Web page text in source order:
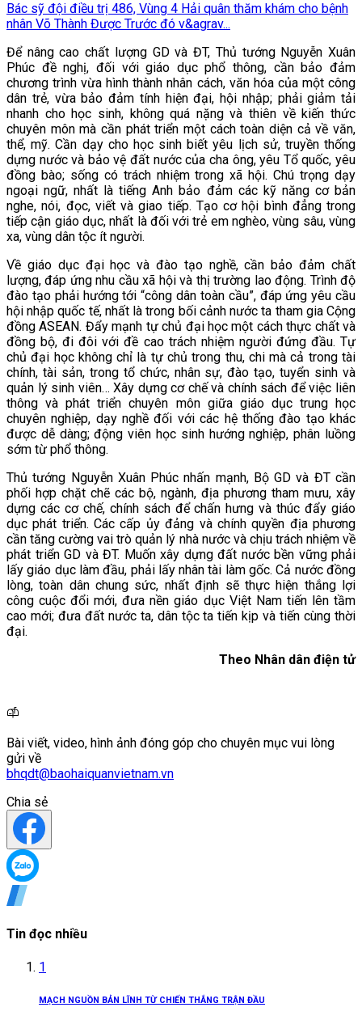
Bác sỹ đội điều trị 486, Vùng 4 Hải quân thăm khám cho bệnh
nhân Võ Thành Được Trước đó v&agrav...
Để nâng cao chất lượng GD và ĐT, Thủ tướng Nguyễn Xuân
Phúc đề nghị, đối với giáo dục phổ thông, cần bảo đảm
chương trình vừa hình thành nhân cách, văn hóa của một công
dân trẻ, vừa bảo đảm tính hiện đại, hội nhập; phải giảm tải
nhanh cho học sinh, không quá nặng và thiên về kiến thức
chuyên môn mà cần phát triển một cách toàn diện cả về văn,
thể, mỹ. Cần dạy cho học sinh biết yêu lịch sử, truyền thống
dựng nước và bảo vệ đất nước của cha ông, yêu Tổ quốc, yêu
đồng bào; sống có trách nhiệm trong xã hội. Chú trọng dạy
ngoại ngữ, nhất là tiếng Anh bảo đảm các kỹ năng cơ bản
nghe, nói, đọc, viết và giao tiếp. Tạo cơ hội bình đẳng trong
tiếp cận giáo dục, nhất là đối với trẻ em nghèo, vùng sâu, vùng
xa, vùng dân tộc ít người.
Về giáo dục đại học và đào tạo nghề, cần bảo đảm chất
lượng, đáp ứng nhu cầu xã hội và thị trường lao động. Trình độ
đào tạo phải hướng tới “công dân toàn cầu”, đáp ứng yêu cầu
hội nhập quốc tế, nhất là trong bối cảnh nước ta tham gia Cộng
đồng ASEAN. Đẩy mạnh tự chủ đại học một cách thực chất và
đồng bộ, đi đôi với đề cao trách nhiệm người đứng đầu. Tự
chủ đại học không chỉ là tự chủ trong thu, chi mà cả trong tài
chính, tài sản, trong tổ chức, nhân sự, đào tạo, tuyển sinh và
quản lý sinh viên… Xây dựng cơ chế và chính sách để việc liên
thông và phát triển chuyên môn giữa giáo dục trung học
chuyên nghiệp, dạy nghề đối với các hệ thống đào tạo khác
được dễ dàng; động viên học sinh hướng nghiệp, phân luồng
sớm từ phổ thông.
Thủ tướng Nguyễn Xuân Phúc nhấn mạnh, Bộ GD và ĐT cần
phối hợp chặt chẽ các bộ, ngành, địa phương tham mưu, xây
dựng các cơ chế, chính sách để chấn hưng và thúc đẩy giáo
dục phát triển. Các cấp ủy đảng và chính quyền địa phương
cần tăng cường vai trò quản lý nhà nước và chịu trách nhiệm về
phát triển GD và ĐT. Muốn xây dựng đất nước bền vững phải
lấy giáo dục làm đầu, phải lấy nhân tài làm gốc. Cả nước đồng
lòng, toàn dân chung sức, nhất định sẽ thực hiện thắng lợi
công cuộc đổi mới, đưa nền giáo dục Việt Nam tiến lên tầm
cao mới; đưa đất nước ta, dân tộc ta tiến kịp và tiến cùng thời
đại.
Theo Nhân dân điện tử
Bài viết, video, hình ảnh đóng góp cho chuyên mục vui lòng
gửi về
bhqdt@baohaiquanvietnam.vn
Chia sẻ
Tin đọc nhiều
1
MẠCH NGUỒN BẢN LĨNH TỪ CHIẾN THẮNG TRẬN ĐẦU